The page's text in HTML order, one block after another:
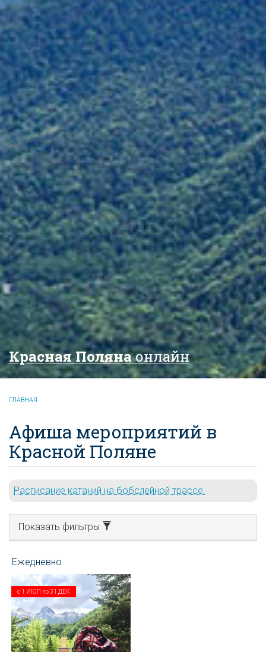
Красная Полянаонлайн
ГЛАВНАЯ
Афиша мероприятий в
Красной Поляне
Расписание катаний на бобслейной трассе.
Показать фильтры
с 1 ИЮЛ по31 ДЕК